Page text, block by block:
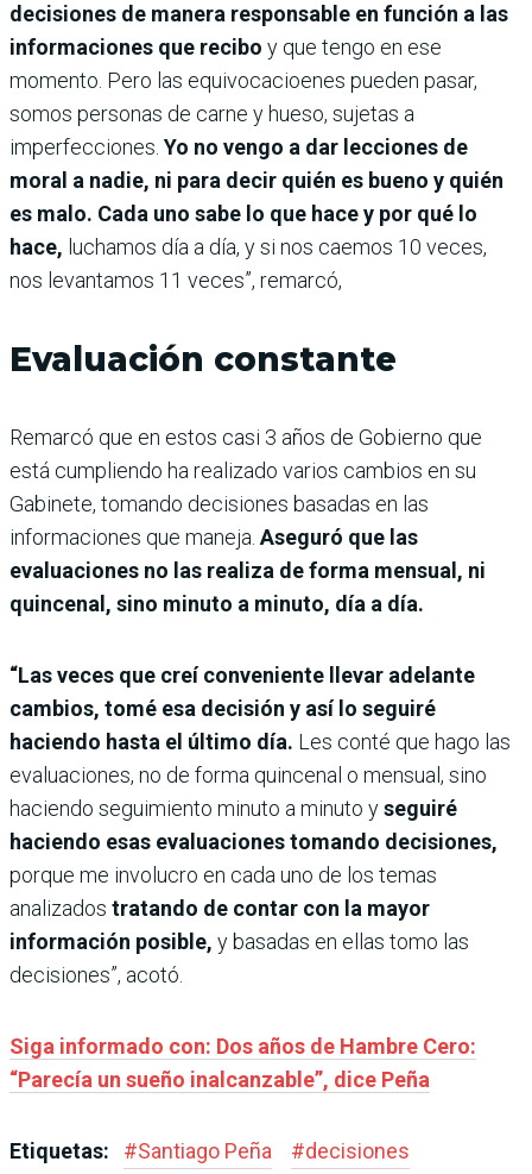
decisiones de manera responsable en función a las
informaciones que recibo y que tengo en ese
momento. Pero las equivocacioenes pueden pasar,
somos personas de carne y hueso, sujetas a
imperfecciones. Yo no vengo a dar lecciones de
moral a nadie, ni para decir quién es bueno y quién
es malo. Cada uno sabe lo que hace y por qué lo
hace, luchamos día a día, y si nos caemos 10 veces,
nos levantamos 11 veces”, remarcó,
Evaluación constante
Remarcó que en estos casi 3 años de Gobierno que
está cumpliendo ha realizado varios cambios en su
Gabinete, tomando decisiones basadas en las
informaciones que maneja. Aseguró que las
evaluaciones no las realiza de forma mensual, ni
quincenal, sino minuto a minuto, día a día.
“Las veces que creí conveniente llevar adelante
cambios, tomé esa decisión y así lo seguiré
haciendo hasta el último día. Les conté que hago las
evaluaciones, no de forma quincenal o mensual, sino
haciendo seguimiento minuto a minuto yseguiré
haciendo esas evaluaciones tomando decisiones,
porque me involucro en cada uno de los temas
analizados tratando de contar con la mayor
información posible, y basadas en ellas tomo las
decisiones”, acotó.
Siga informado con: Dos años de Hambre Cero:
“Parecía un sueño inalcanzable”, dice Peña
Etiquetas: #Santiago Peña #decisiones